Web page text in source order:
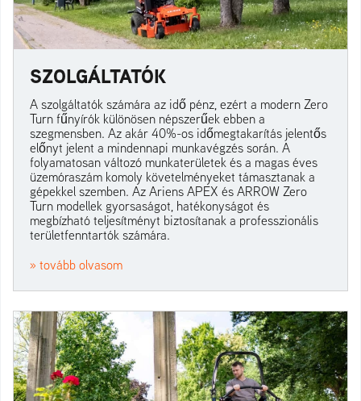
SZOLGÁLTATÓK
A szolgáltatók számára az idő pénz, ezért a modern Zero
Turn fűnyírók különösen népszerűek ebben a
szegmensben. Az akár 40%-os időmegtakarítás jelentős
előnyt jelent a mindennapi munkavégzés során. A
folyamatosan változó munkaterületek és a magas éves
üzemóraszám komoly követelményeket támasztanak a
gépekkel szemben. Az Ariens APEX és ARROW Zero
Turn modellek gyorsaságot, hatékonyságot és
megbízható teljesítményt biztosítanak a professzionális
területfenntartók számára.
» tovább olvasom